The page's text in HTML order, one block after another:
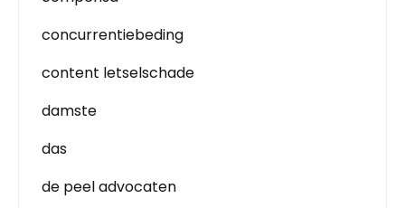
concurrentiebeding
content letselschade
damste
das
de peel advocaten